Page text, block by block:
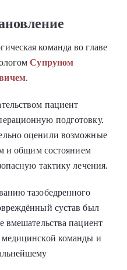
команда во главе
Супруном
.
пациент
подготовку.
оценили возможные
и общим состоянием
тактику лечения.
тазобедренного
сустав был
вмешательства пациент
команды и